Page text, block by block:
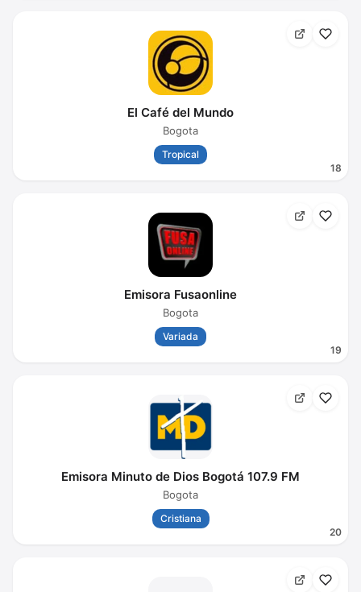
18
El Café del Mundo
Bogota
Tropical
19
Emisora Fusaonline
Bogota
Variada
20
Emisora Minuto de Dios Bogotá 107.9 FM
Bogota
Cristiana